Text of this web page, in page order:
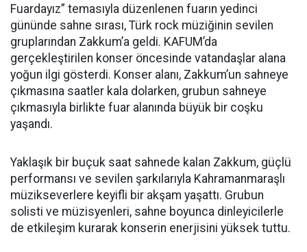
Fuardayız” temasıyla düzenlenen fuarın yedinci
gününde sahne sırası, Türk rock müziğinin sevilen
gruplarından Zakkum’a geldi. KAFUM’da
gerçekleştirilen konser öncesinde vatandaşlar alana
yoğun ilgi gösterdi. Konser alanı, Zakkum’un sahneye
çıkmasına saatler kala dolarken, grubun sahneye
çıkmasıyla birlikte fuar alanında büyük bir coşku
yaşandı.
Yaklaşık bir buçuk saat sahnede kalan Zakkum, güçlü
performansı ve sevilen şarkılarıyla Kahramanmaraşlı
müzikseverlere keyifli bir akşam yaşattı. Grubun
solisti ve müzisyenleri, sahne boyunca dinleyicilerle
de etkileşim kurarak konserin enerjisini yüksek tuttu.